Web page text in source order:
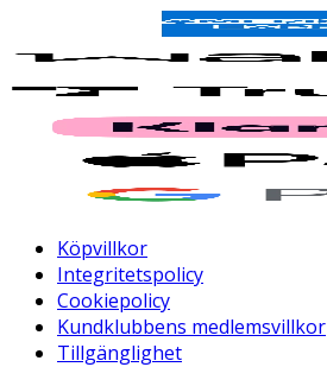
Köpvillkor
Integritetspolicy
Cookiepolicy
Kundklubbens medlemsvillkor
Tillgänglighet